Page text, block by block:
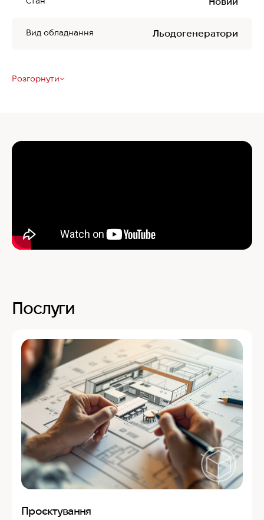
Вид обладнання Льодогенератори
Розгорнути
Послуги
Проєктування